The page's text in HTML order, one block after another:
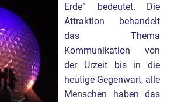
Erde” bedeutet. Die
Attraktion behandelt
das Thema
Kommunikation von
der Urzeit bis in die
heutige Gegenwart, alle
Menschen haben das